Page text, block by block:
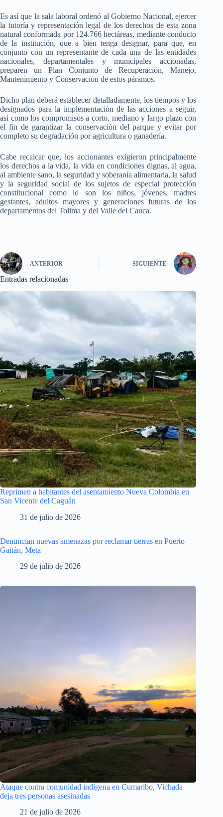
Es así que la sala laboral ordenó al Gobierno Nacional, ejercer
la tutoría y representación legal de los derechos de esta zona
natural conformada por 124.766 hectáreas, mediante conducto
de la institución, que a bien tenga designar, para que, en
conjunto con un representante de cada una de las entidades
nacionales, departamentales y municipales accionadas,
preparen un Plan Conjunto de Recuperación, Manejo,
Mantenimiento y Conservación de estos páramos.
Dicho plan deberá establecer detalladamente, los tiempos y los
designados para la implementación de las acciones a seguir,
así como los compromisos a corto, mediano y largo plazo con
el fin de garantizar la conservación del parque y evitar por
completo su degradación por agricultura o ganadería.
Cabe recalcar que, los accionantes exigieron principalmente
los derechos a la vida, la vida en condiciones dignas, al agua,
al ambiente sano, la seguridad y soberanía alimentaria, la salud
y la seguridad social de los sujetos de especial protección
constitucional como lo son los niños, jóvenes, madres
gestantes, adultos mayores y generaciones futuras de los
departamentos del Tolima y del Valle del Cauca.
ANTERIOR SIGUIENTE
Entradas relacionadas
Reprimen a habitantes del asentamiento Nueva Colombia en
San Vicente del Caguán
31 de julio de 2026
Denuncian nuevas amenazas por reclamar tierras en Puerto
Gaitán, Meta
29 de julio de 2026
Ataque contra comunidad indígena en Cumaribo, Vichada
deja tres personas asesinadas
21 de julio de 2026